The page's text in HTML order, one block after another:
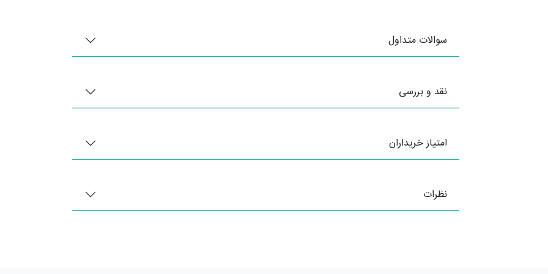
سوالات متداول
نقد و بررسی
امتیاز خریداران
نظرات